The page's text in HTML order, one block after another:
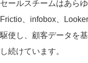
セールスチームはあら
Frictio、infobox、
駆使し、顧客データを
し続けています。